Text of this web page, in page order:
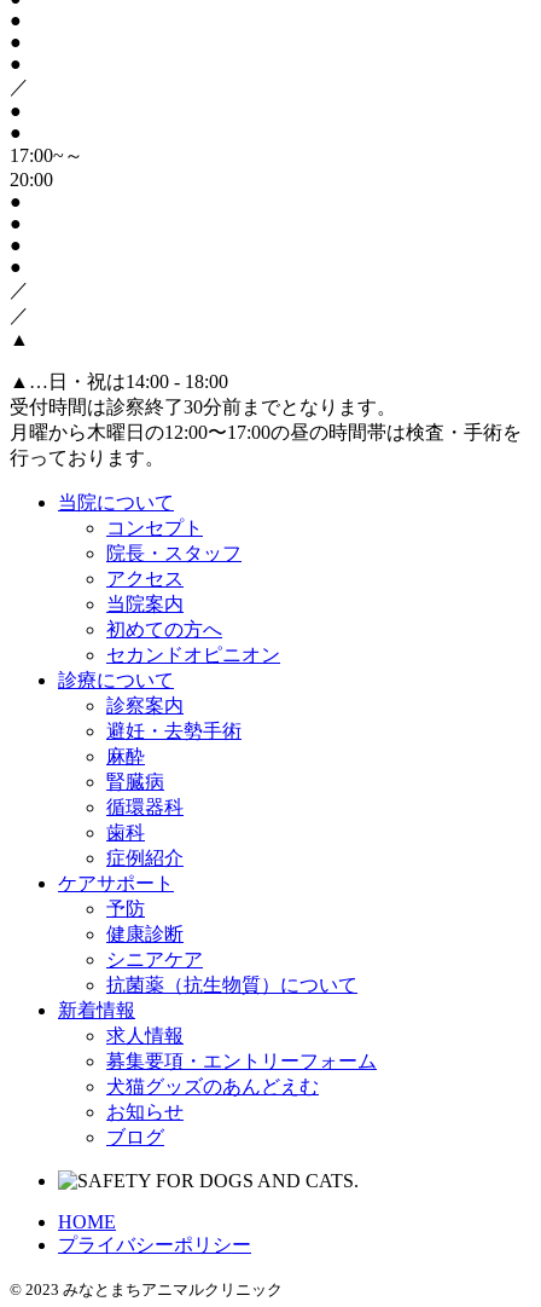
●
●
●
／
●
●
17:00~～
20:00
●
●
●
●
／
／
▲
▲ …日・祝は14:00 - 18:00
受付時間は診察終了30分前までとなります。
月曜から木曜日の12:00〜17:00の昼の時間帯は検査・手術を
行っております。
当院について
コンセプト
院長・スタッフ
アクセス
当院案内
初めての方へ
セカンドオピニオン
診療について
診察案内
避妊・去勢手術
麻酔
腎臓病
循環器科
歯科
症例紹介
ケアサポート
予防
健康診断
シニアケア
抗菌薬（抗生物質）について
新着情報
求人情報
募集要項・エントリーフォーム
犬猫グッズのあんどえむ
お知らせ
ブログ
HOME
プライバシーポリシー
© 2023 みなとまちアニマルクリニック